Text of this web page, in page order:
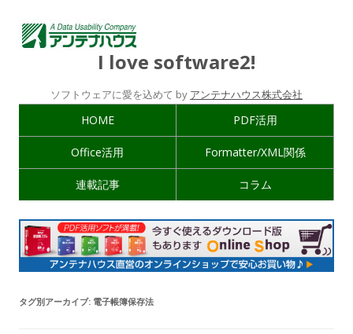
I love software2!
ソフトウェアに愛を込めて by アンテナハウス株式会社
HOME PDF活用
Office活用 Formatter/XML関係
連載記事 コラム
タグ別アーカイブ: 電子帳簿保存法